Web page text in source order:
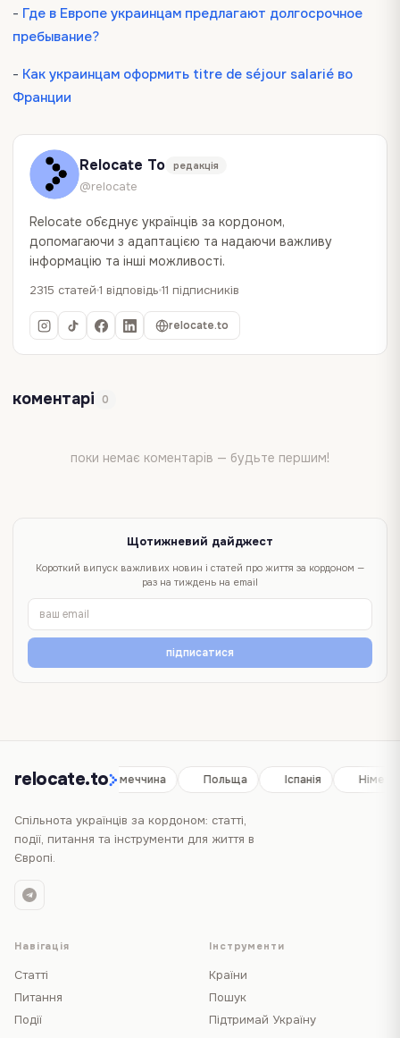
- Где в Европе украинцам предлагают долгосрочное
пребывание?
- Как украинцам оформить titre de séjour salarié во
Франции
Relocate To редакція
@relocate
Relocate об`єднує українців за кордоном,
допомагаючи з адаптацією та надаючи важливу
інформацію та інші можливості.
2315 статей 1 відповідь 11 підписників
relocate.to
коментарі 0
поки немає коментарів — будьте першим!
Щотижневий дайджест
Короткий випуск важливих новин і статей про життя за кордоном —
раз на тиждень на email
підписатися
relocate.to
Іспанія Німеччина Польща Іспанія
Спільнота українців за кордоном: статті,
події, питання та інструменти для життя в
Європі.
Навігація
Статті
Питання
Події
Інструменти
Країни
Пошук
Підтримай Україну